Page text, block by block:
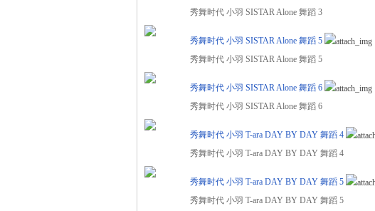
秀舞时代 小羽 SISTAR Alone 舞蹈 3
秀舞时代 小羽 SISTAR Alone 舞蹈 5
秀舞时代 小羽 SISTAR Alone 舞蹈 5
秀舞时代 小羽 SISTAR Alone 舞蹈 6
秀舞时代 小羽 SISTAR Alone 舞蹈 6
秀舞时代 小羽 T-ara DAY BY DAY 舞蹈 4
秀舞时代 小羽 T-ara DAY BY DAY 舞蹈 4
秀舞时代 小羽 T-ara DAY BY DAY 舞蹈 5
秀舞时代 小羽 T-ara DAY BY DAY 舞蹈 5